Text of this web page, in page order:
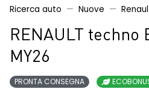
Ricerca auto Nuove
RENAULT techno
MY26
PRONTA CONSEGNA